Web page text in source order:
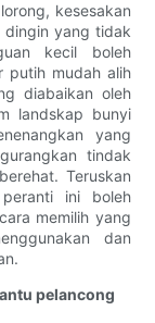
kesesakan
dingin yang tidak
kecil boleh
putih mudah alih
diabaikan oleh
landskap bunyi
yang
tindak
Teruskan
ini boleh
memilih yang
dan
pelancong